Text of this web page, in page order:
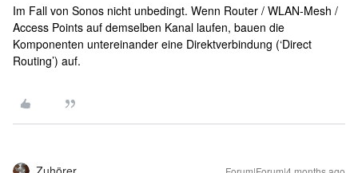
Im Fall von Sonos nicht unbedingt. Wenn Router / WLAN-Mesh /
Access Points auf demselben Kanal laufen, bauen die
Komponenten untereinander eine Direktverbindung (‘Direct
Routing’) auf.